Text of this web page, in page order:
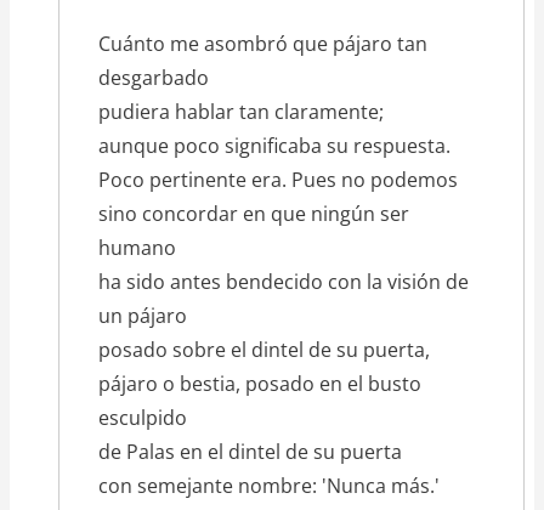
Cuánto me asombró que pájaro tan
desgarbado
pudiera hablar tan claramente;
aunque poco significaba su respuesta.
Poco pertinente era. Pues no podemos
sino concordar en que ningún ser
humano
ha sido antes bendecido con la visión de
un pájaro
posado sobre el dintel de su puerta,
pájaro o bestia, posado en el busto
esculpido
de Palas en el dintel de su puerta
con semejante nombre: 'Nunca más.'